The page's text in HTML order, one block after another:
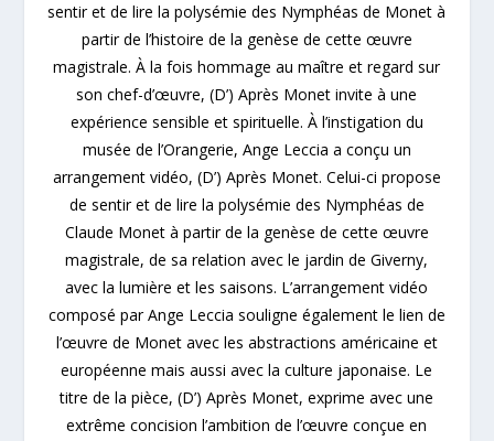
sentir et de lire la polysémie des Nymphéas de Monet à
partir de l’histoire de la genèse de cette œuvre
magistrale. À la fois hommage au maître et regard sur
son chef-d’œuvre, (D’) Après Monet invite à une
expérience sensible et spirituelle. À l’instigation du
musée de l’Orangerie, Ange Leccia a conçu un
arrangement vidéo, (D’) Après Monet. Celui-ci propose
de sentir et de lire la polysémie des Nymphéas de
Claude Monet à partir de la genèse de cette œuvre
magistrale, de sa relation avec le jardin de Giverny,
avec la lumière et les saisons. L’arrangement vidéo
composé par Ange Leccia souligne également le lien de
l’œuvre de Monet avec les abstractions américaine et
européenne mais aussi avec la culture japonaise. Le
titre de la pièce, (D’) Après Monet, exprime avec une
extrême concision l’ambition de l’œuvre conçue en